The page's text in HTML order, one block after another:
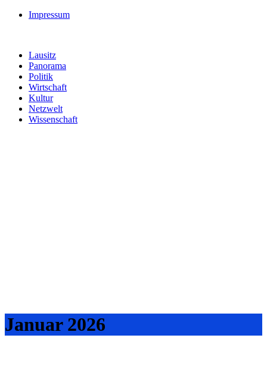
Impressum
Lausitz
Panorama
Politik
Wirtschaft
Kultur
Netzwelt
Wissenschaft
Januar 2026